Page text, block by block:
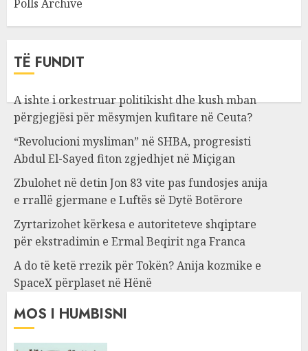
Polls Archive
TË FUNDIT
A ishte i orkestruar politikisht dhe kush mban
përgjegjësi për mësymjen kufitare në Ceuta?
“Revolucioni mysliman” në SHBA, progresisti
Abdul El-Sayed fiton zgjedhjet në Miçigan
Zbulohet në detin Jon 83 vite pas fundosjes anija
e rrallë gjermane e Luftës së Dytë Botërore
Zyrtarizohet kërkesa e autoriteteve shqiptare
për ekstradimin e Ermal Beqirit nga Franca
A do të ketë rrezik për Tokën? Anija kozmike e
SpaceX përplaset në Hënë
MOS I HUMBISNI